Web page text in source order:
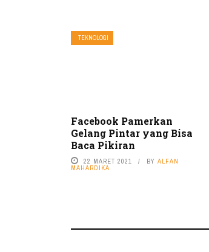
TEKNOLOGI
Facebook Pamerkan
Gelang Pintar yang Bisa
Baca Pikiran
22 MARET 2021 BY ALFAN
MAHARDIKA